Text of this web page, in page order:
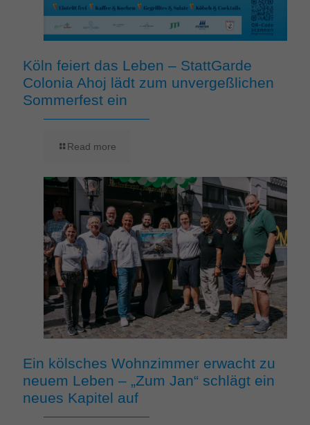
Köln feiert das Leben – StattGarde
Colonia Ahoj lädt zum unvergeßlichen
Sommerfest ein
Read more
Ein kölsches Wohnzimmer erwacht zu
neuem Leben – „Zum Jan“ schlägt ein
neues Kapitel auf